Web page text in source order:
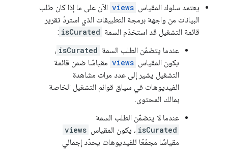
يعتمد سلوك المقياس views الآن على ما إذا كان طلب
البيانات من واجهة برمجة التطبيقات الذي استردّ تقرير
قائمة التشغيل قد استخدَم السمة isCurated
:
عندما يتضمّن الطلب السمة isCurated ،
يكون المقياس views مقياسًا ضمن قائمة
التشغيل يشير إلى عدد مرات مشاهدة
الفيديوهات في سياق قوائم التشغيل الخاصة
بمالك المحتوى.
عندما لا يتضمّن الطلب السمة
isCurated ، يكون المقياس views
مقياسًا مجمّعًا للفيديوهات يحدّد إجمالي